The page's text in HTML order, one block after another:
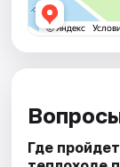
Где